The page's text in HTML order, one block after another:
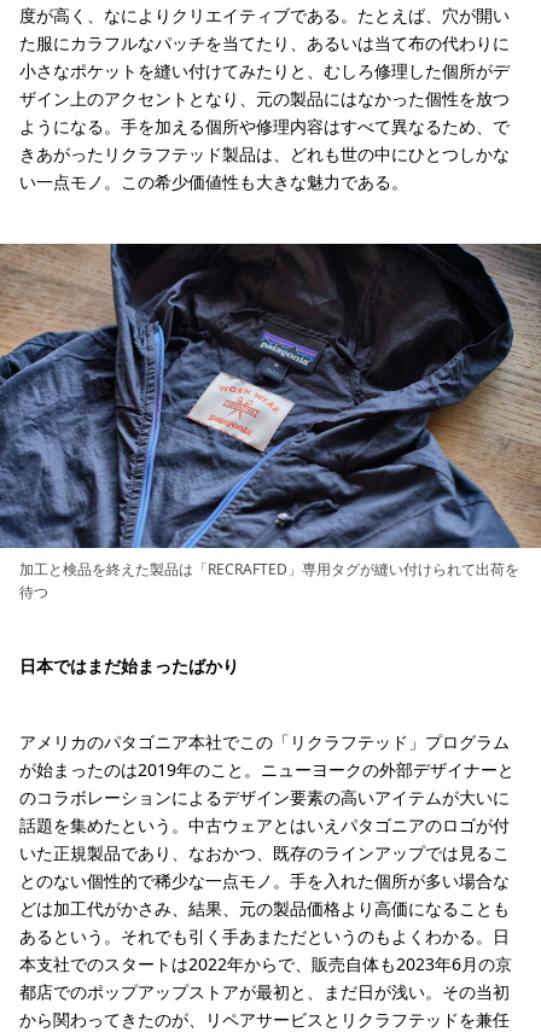
度が高く、なによりクリエイティブである。たとえば、穴が開い
た服にカラフルなパッチを当てたり、あるいは当て布の代わりに
小さなポケットを縫い付けてみたりと、むしろ修理した個所がデ
ザイン上のアクセントとなり、元の製品にはなかった個性を放つ
ようになる。手を加える個所や修理内容はすべて異なるため、で
きあがったリクラフテッド製品は、どれも世の中にひとつしかな
い一点モノ。この希少価値性も大きな魅力である。
加工と検品を終えた製品は「RECRAFTED」専用タグが縫い付けられて出荷を
待つ
日本ではまだ始まったばかり
アメリカのパタゴニア本社でこの「リクラフテッド」プログラム
が始まったのは2019年のこと。ニューヨークの外部デザイナーと
のコラボレーションによるデザイン要素の高いアイテムが大いに
話題を集めたという。中古ウェアとはいえパタゴニアのロゴが付
いた正規製品であり、なおかつ、既存のラインアップでは見るこ
とのない個性的で稀少な一点モノ。手を入れた個所が多い場合な
どは加工代がかさみ、結果、元の製品価格より高価になることも
あるという。それでも引く手あまただというのもよくわかる。日
本支社でのスタートは2022年からで、販売自体も2023年6月の京
都店でのポップアップストアが最初と、まだ日が浅い。その当初
から関わってきたのが、リペアサービスとリクラフテッドを兼任